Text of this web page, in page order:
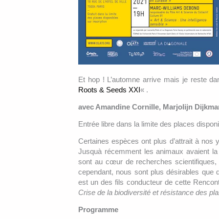
Et hop ! L’automne arrive mais je reste
Roots & Seeds XXI« .
avec Amandine Cornille, Marjolijn
Entrée libre dans la limite des places
Certaines espèces ont plus d’attrait à nos
Jusquà récemment les animaux avaient
sont au cœur de recherches
cependant, nous sont plus désirables que
est un des fils conducteur de cette
Crise de la biodiversité et résistance des
Programme